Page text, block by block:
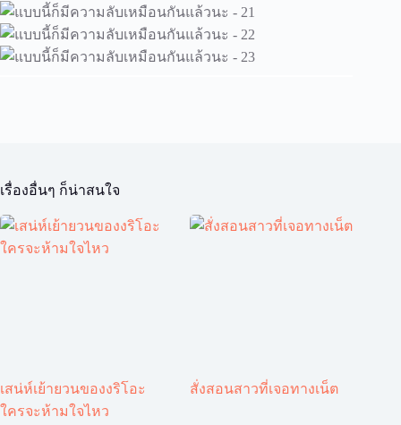
เรื่องอื่นๆ ก็น่าสนใจ
เสน่ห์เย้ายวนของงริโอะ
ใครจะห้ามใจไหว
สั่งสอนสาวที่เจอทางเน็ต